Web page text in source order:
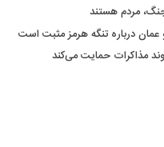
جنگ، مردم هستند
درباره تنگه هرمز مثبت است
مذاکرات حمایت می‌کند